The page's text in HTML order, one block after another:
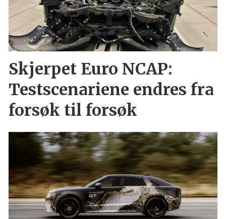
Skjerpet Euro NCAP:
Testscenariene endres fra
forsøk til forsøk